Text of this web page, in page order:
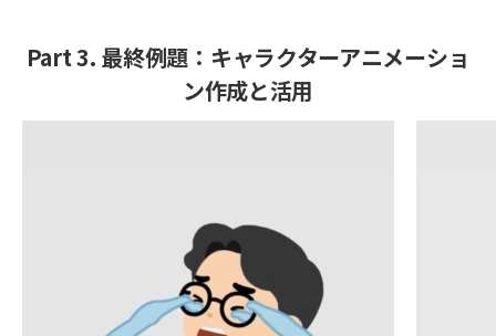
Part 3. 最終例題：キャラクターアニメーショ
ン作成と活用